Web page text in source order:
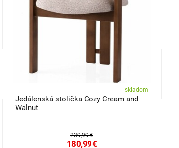
skladom
Jedálenská stolička Cozy Cream and
Walnut
239,99 €
180,99€